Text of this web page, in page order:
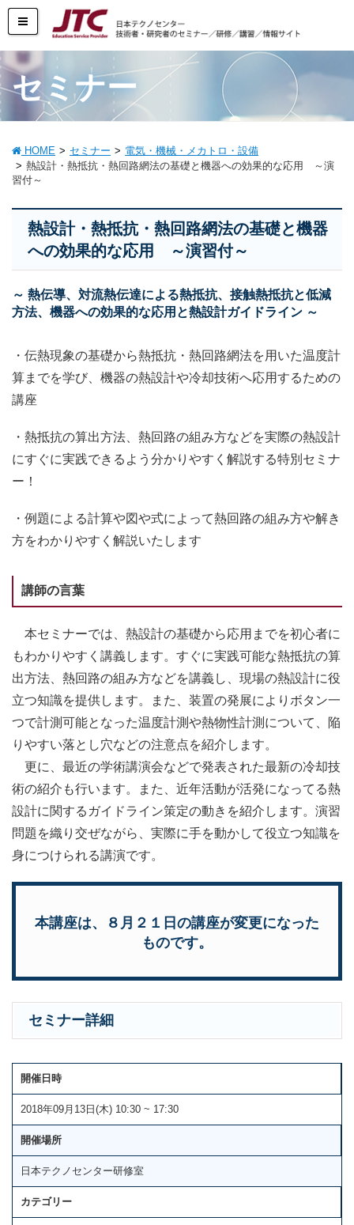
セミナー
HOME セミナー
電気・機械・メカトロ・設備
熱設計・熱抵抗・熱回路網法の基礎と機器への効果的な応用 ～演
習付～
熱設計・熱抵抗・熱回路網法の基礎と機器
への効果的な応用 ～演習付～
～ 熱伝導、対流熱伝達による熱抵抗、接触熱抵抗と低減
方法、機器への効果的な応用と熱設計ガイドライン ～
・伝熱現象の基礎から熱抵抗・熱回路網法を用いた温度計
算までを学び、機器の熱設計や冷却技術へ応用するための
講座
・熱抵抗の算出方法、熱回路の組み方などを実際の熱設計
にすぐに実践できるよう分かりやすく解説する特別セミナ
ー！
・例題による計算や図や式によって熱回路の組み方や解き
方をわかりやすく解説いたします
講師の言葉
本セミナーでは、熱設計の基礎から応用までを初心者に
もわかりやすく講義します。すぐに実践可能な熱抵抗の算
出方法、熱回路の組み方などを講義し、現場の熱設計に役
立つ知識を提供します。また、装置の発展によりボタン一
つで計測可能となった温度計測や熱物性計測について、陥
りやすい落とし穴などの注意点を紹介します。
更に、最近の学術講演会などで発表された最新の冷却技
術の紹介も行います。また、近年活動が活発になってる熱
設計に関するガイドライン策定の動きを紹介します。演習
問題を織り交ぜながら、実際に手を動かして役立つ知識を
身につけられる講演です。
本講座は、８月２１日の講座が変更になった
ものです。
セミナー詳細
開催日時
2018年09月13日(木) 10:30 ~ 17:30
開催場所
日本テクノセンター研修室
カテゴリー